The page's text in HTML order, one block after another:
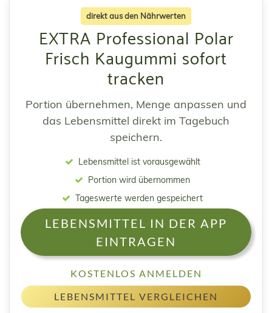
direkt aus den Nährwerten
EXTRA Professional Polar
Frisch Kaugummi sofort
tracken
Portion übernehmen, Menge anpassen und
das Lebensmittel direkt im Tagebuch
speichern.
Lebensmittel ist vorausgewählt
Portion wird übernommen
Tageswerte werden gespeichert
LEBENSMITTEL IN DER APP
EINTRAGEN
KOSTENLOS ANMELDEN
LEBENSMITTEL VERGLEICHEN